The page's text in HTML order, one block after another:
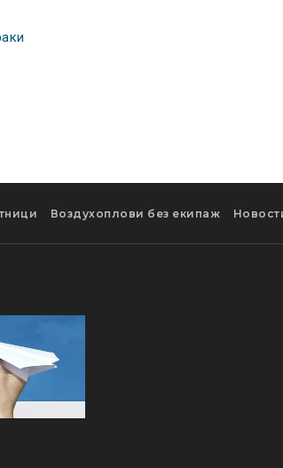
Воздухоплови без екипаж